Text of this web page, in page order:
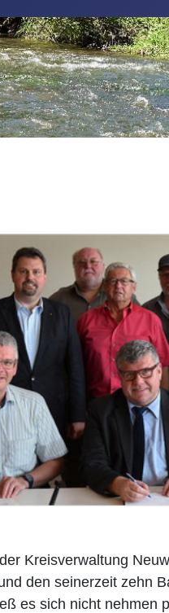
Kreisverwaltung
den seinerzeit zehn
es sich nicht